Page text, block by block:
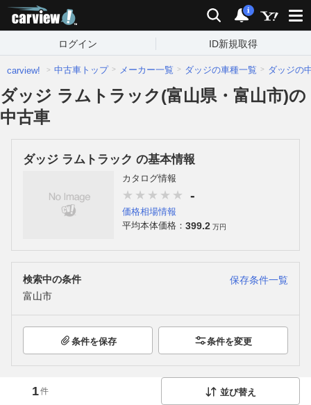
検索 通知
i
ログイン ID新規取得
carview! 中古車トップ メーカー一覧 ダッジの車種一覧 ダッジの
ダッジ ラムトラック(富山県・富山市)の
中古車
ダッジ ラムトラック の基本情報
カタログ情報
-
価格相場情報
平均本体価格： 399.2 万円
検索中の条件
保存条件一覧
富山市
条件を保存 条件を変更
1件 並び替え